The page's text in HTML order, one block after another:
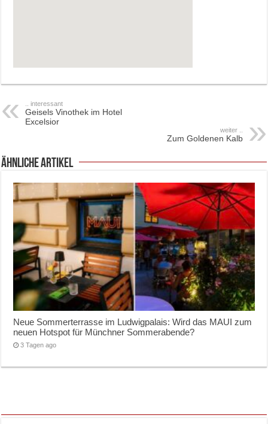
.. interessant
Geisels Vinothek im Hotel
Excelsior
weiter ..
Zum Goldenen Kalb
ähnliche Artikel
Neue Sommerterrasse im Ludwigpalais: Wird das MAUI zum
neuen Hotspot für Münchner Sommerabende?
3 Tagen ago